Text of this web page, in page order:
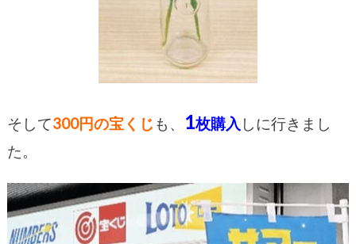
そして300円の宝くじ も、 1枚購入 しに行きまし
た。